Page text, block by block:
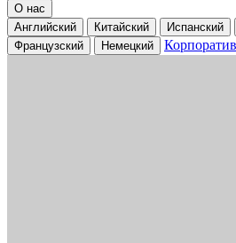
О нас
Английский
Китайский Испанский
Французский
Немецкий